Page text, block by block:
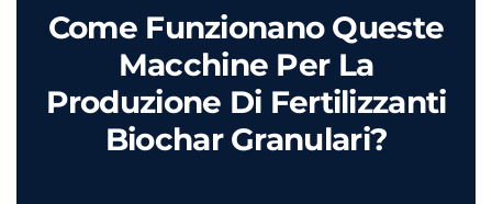
Come Funzionano Queste
Macchine Per La
Produzione Di Fertilizzanti
Biochar Granulari?